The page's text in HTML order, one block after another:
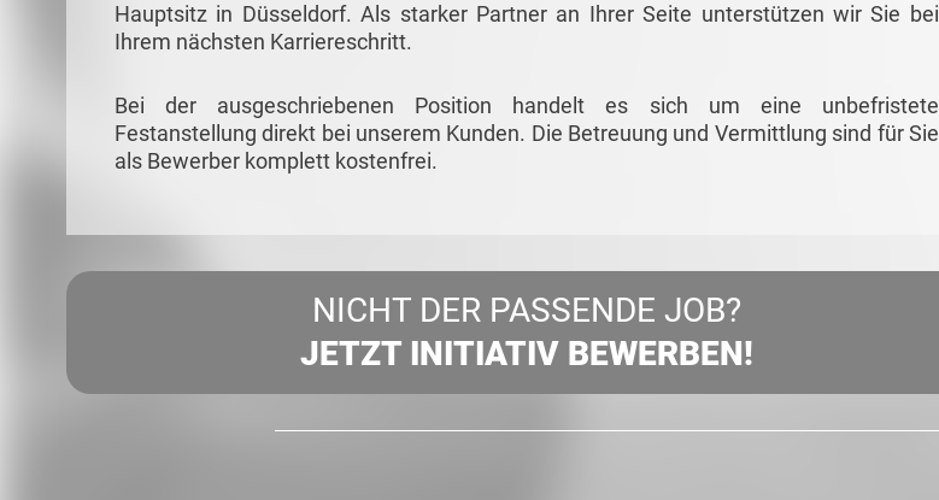
Hauptsitz in Düsseldorf. Als starker Partner an Ihrer Seite unterstützen wir Sie bei
Ihrem nächsten Karriereschritt.
Bei der ausgeschriebenen Position handelt es sich um eine unbefristete
Festanstellung direkt bei unserem Kunden. Die Betreuung und Vermittlung sind für Sie
als Bewerber komplett kostenfrei.
NICHT DER PASSENDE JOB?
JETZT INITIATIV BEWERBEN!